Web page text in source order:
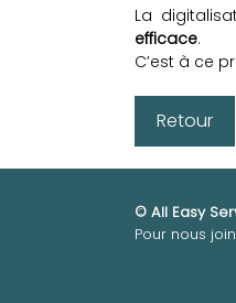
La
efficace.
C’est à ce
Retour
© All Easy
Pour nous